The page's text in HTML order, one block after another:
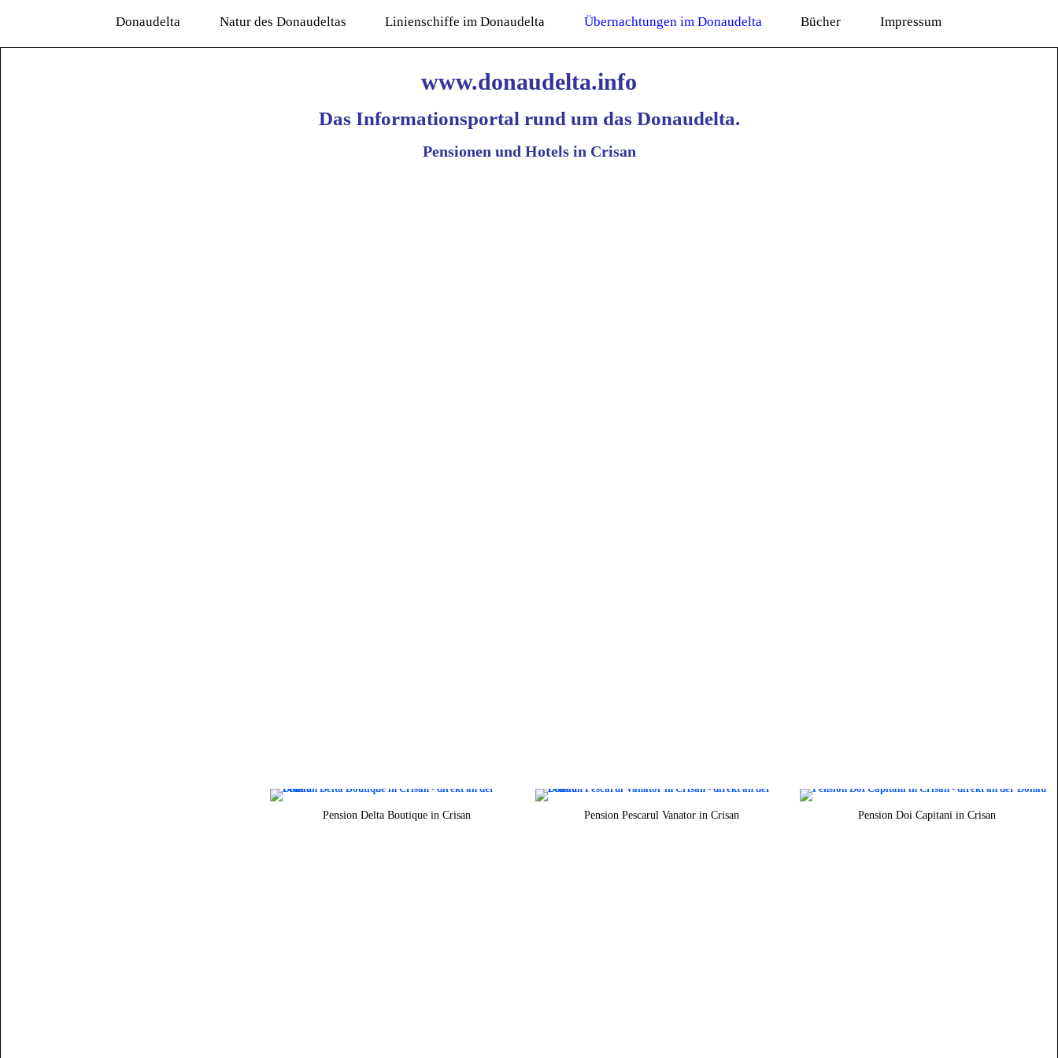
Donaudelta Natur des Donaudeltas Linienschiffe im Donaudelta Übernachtungen im Donaudelta Bücher Impressum
www.donaudelta.info
Das Informationsportal rund um das Donaudelta.
Pensionen und Hotels in Crisan
Pension Delta Boutique in Crisan Pension Pescarul Vanator in Crisan Pension Doi Capitani in Crisan